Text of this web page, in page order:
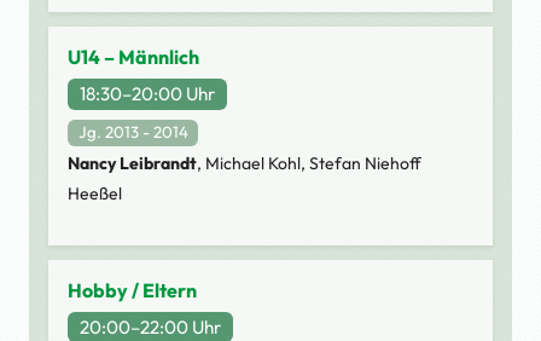
U14 – Männlich
18:30–20:00 Uhr
Jg. 2013 - 2014
Nancy Leibrandt, Michael Kohl, Stefan Niehoff
Heeßel
Hobby / Eltern
20:00–22:00 Uhr